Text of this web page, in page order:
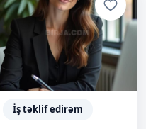
İş təklif edirəm